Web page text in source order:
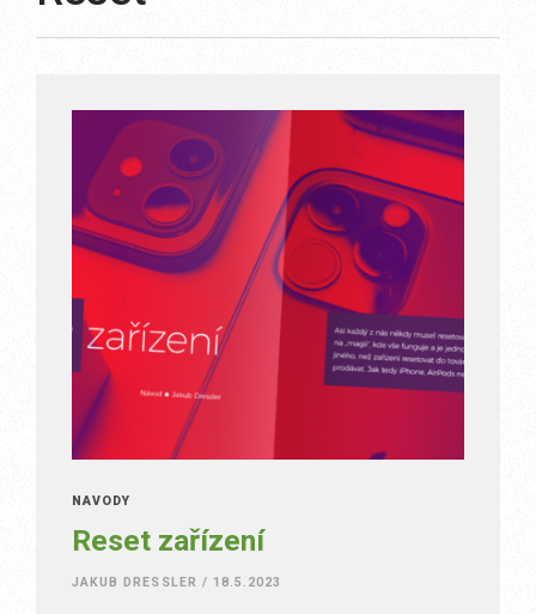
NÁVODY
Reset zařízení
JAKUB DRESSLER / 18.5.2023